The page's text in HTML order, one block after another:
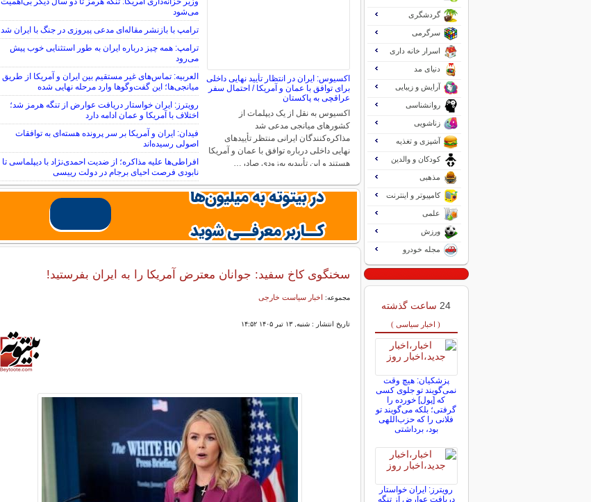
اکسیوس: ایران در انتظار تأیید نهایی داخلی
برای توافق با عمان و آمریکا / احتمال سفر
عراقچی به پاکستان
اکسیوس به نقل از یک دیپلمات از
کشورهای میانجی مدعی شد
مذاکره‌کنندگان ایرانی منتظر تأییدهای
نهایی داخلی درباره توافق با عمان و آمریکا
هستند و این تأییدیه به‌زودی صادر…
می‌شود
ترامپ با بازنشر مقاله‌ای مدعی پیروزی در جنگ با ایران شد
ترامپ: همه چیز درباره ایران به طور استثنایی خوب پیش
می‌رود
العربیه: تماس‌های غیر مستقیم بین ایران و آمریکا از طریق
میانجی‌ها؛ این گفت‌و‌گو‌ها وارد مرحله نهایی شده
رویترز: ایران خواستار دریافت عوارض از تنگه هرمز شد؛
اختلاف با آمریکا و عمان ادامه دارد
فیدان: ایران و آمریکا بر سر پرونده هسته‌ای به توافقات
اصولی رسیده‌اند
افراطی‌ها علیه مذاکره؛ از ضدیت احمدی‌نژاد با دیپلماسی تا
نابودی فرصت احیای برجام در دولت رییسی
سخنگوی کاخ سفید: جوانان معترض آمریکا را به ایران بفرستید!
مجموعه: اخبار سیاست خارجی
تاریخ انتشار : شنبه, ۱۳ تیر ۱۴۰۵ ۱۴:۵۲
گردشگری
سرگرمی
اسرار خانه داری
دنیای مد
آرایش و زیبایی
روانشناسی
زناشویی
آشپزی و تغذیه
کودکان و والدین
مذهبی
کامپیوتر و اینترنت
علمی
ورزش
مجله خودرو
24 ساعت گذشته
( اخبار سیاسی )
پزشکیان: هیچ وقت
نمی‌گویند تو جلوی کسی
که [پول] خورده را
گرفتی؛ بلکه می‌گویند تو
فلانی را که حزب‌اللهی
بود، برداشتی
رویترز: ایران خواستار
دریافت عوارض از تنگه